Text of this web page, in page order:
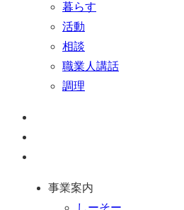
暮らす
活動
相談
職業人講話
調理
事業案内